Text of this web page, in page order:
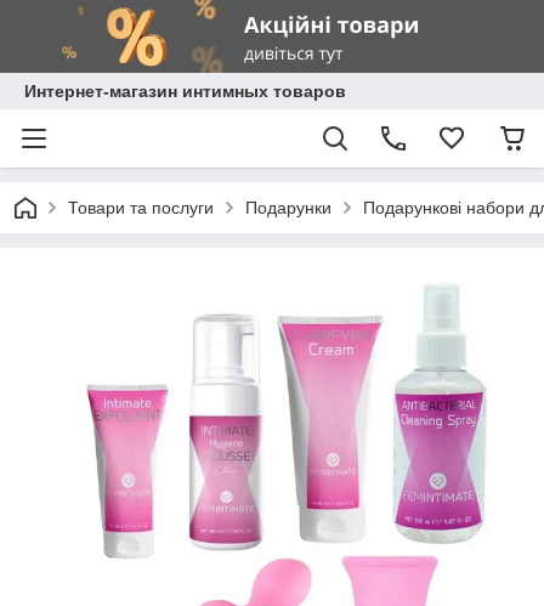
Интернет-магазин интимных товаров
Товари та послуги Подарунки Подарункові набори